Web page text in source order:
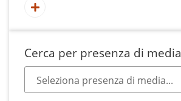
Cerca per presenza di media